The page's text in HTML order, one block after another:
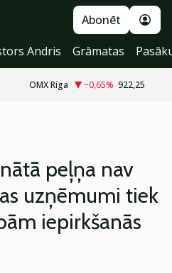
Abonēt
Andris Grāmatas
OMX Riga −0,65% 922,25
peļņa nav
uzņēmumi tiek
iepirkšanās